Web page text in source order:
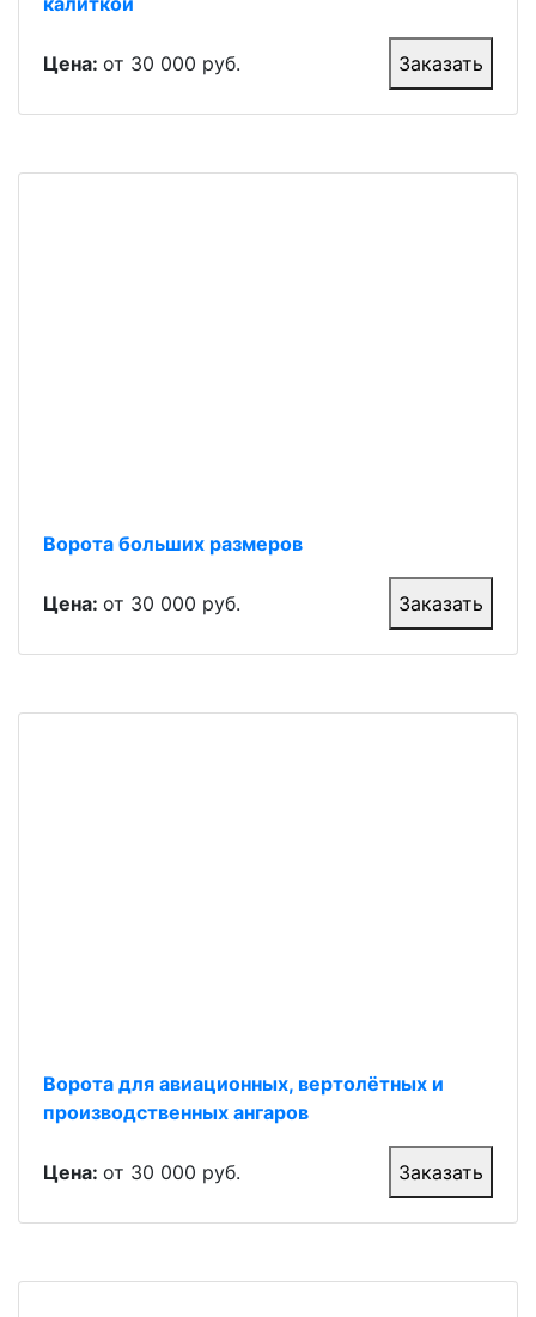
Цена: от 30 000 руб. Заказать
Ворота больших размеров
Цена: от 30 000 руб. Заказать
Ворота для авиационных, вертолётных и
производственных ангаров
Цена: от 30 000 руб. Заказать